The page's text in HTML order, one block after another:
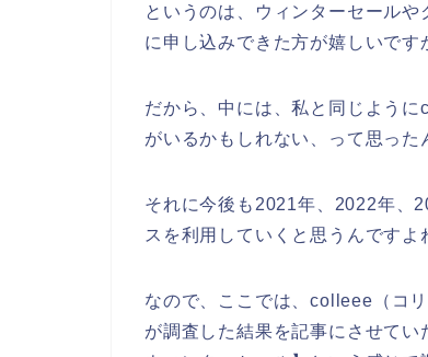
というのは、ウィンターセール
に申し込みできた方が嬉しいです
だから、中には、私と同じよう
がいるかもしれない、って思った
それに今後も2021年、2022年、
スを利用していくと思うんですよ
なので、ここでは、colleee（コ
が調査した結果を記事にさせて